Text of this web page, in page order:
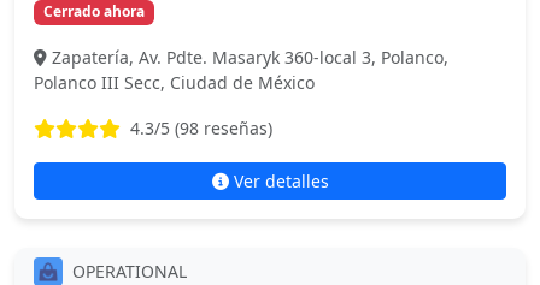
Cerrado ahora
Zapatería, Av. Pdte. Masaryk 360-local 3, Polanco,
Polanco III Secc, Ciudad de México
4.3/5 (98 reseñas)
Ver detalles
OPERATIONAL